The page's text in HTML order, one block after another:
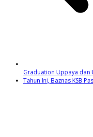
Graduation Uppaya dan
Tahun Ini, Baznas KSB